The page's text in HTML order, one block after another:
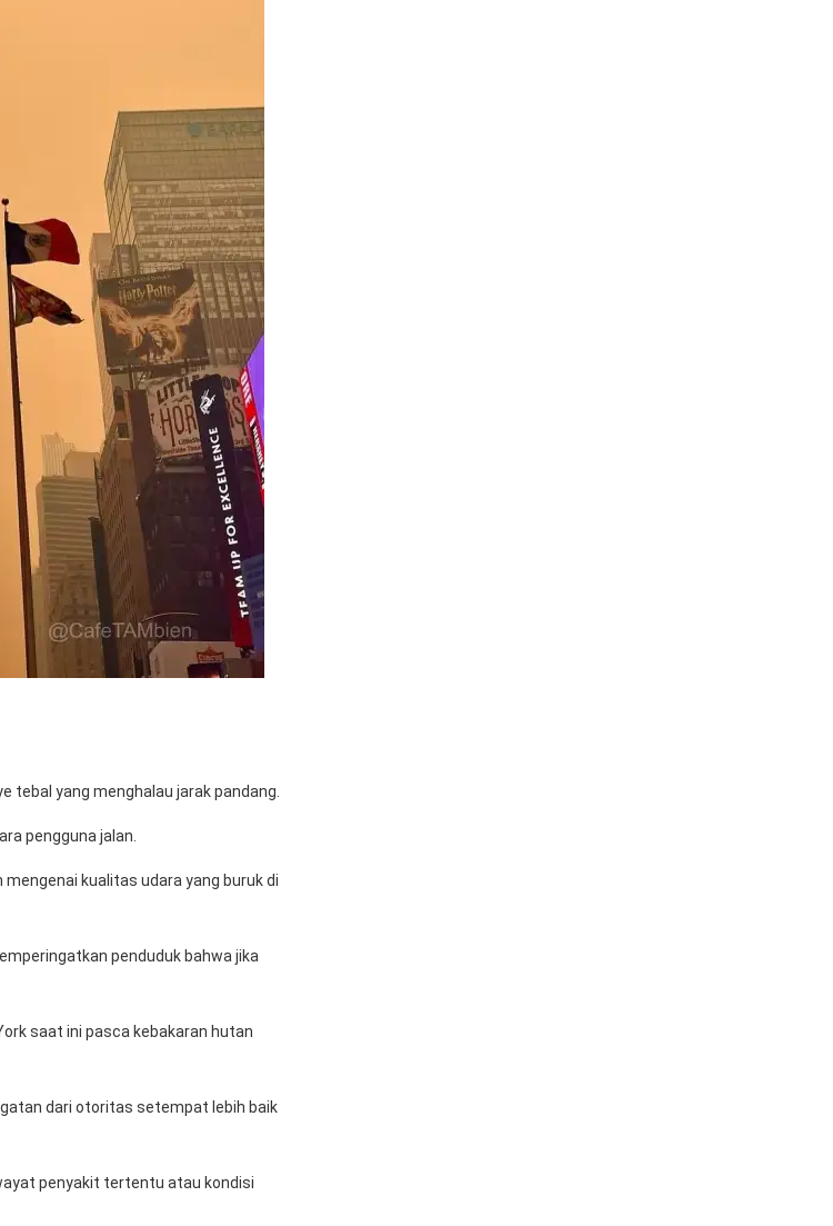
tebal yang menghalau jarak pandang.
pengguna jalan.
kualitas udara yang buruk di
penduduk bahwa jika
saat ini pasca kebakaran hutan
dari otoritas setempat lebih baik
penyakit tertentu atau kondisi